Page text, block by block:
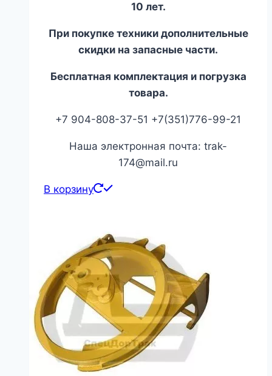
10 лет.
При покупке техники дополнительные
скидки на запасные части.
Бесплатная комплектация и погрузка
товара.
+7 904-808-37-51 +7(351)776-99-21
Наша электронная почта: trak-
174@mail.ru
В корзину